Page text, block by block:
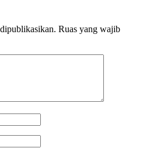
Ruas yang wajib